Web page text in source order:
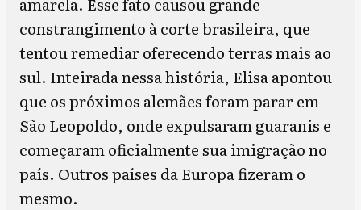
constrangimento à corte brasileira, que
tentou remediar oferecendo terras mais ao
sul. Inteirada nessa história, Elisa apontou
que os próximos alemães foram parar em
São Leopoldo, onde expulsaram guaranis e
começaram oficialmente sua imigração no
país. Outros países da Europa fizeram o
mesmo.